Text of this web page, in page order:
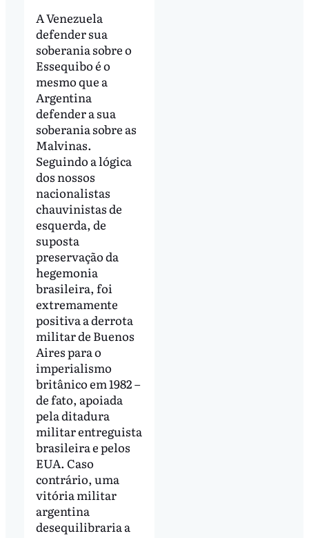
A Venezuela
defender sua
soberania sobre o
Essequibo é o
mesmo que a
Argentina
defender a sua
soberania sobre as
Malvinas.
Seguindo a lógica
dos nossos
nacionalistas
chauvinistas de
esquerda, de
suposta
preservação da
hegemonia
brasileira, foi
extremamente
positiva a derrota
militar de Buenos
Aires para o
imperialismo
britânico em 1982 –
de fato, apoiada
pela ditadura
militar entreguista
brasileira e pelos
EUA. Caso
contrário, uma
vitória militar
argentina
desequilibraria a